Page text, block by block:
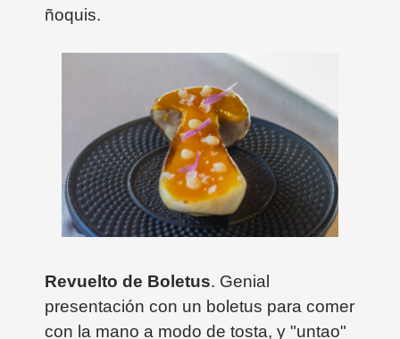
ñoquis.
Revuelto de Boletus. Genial
presentación con un boletus para comer
con la mano a modo de tosta, y "untao"